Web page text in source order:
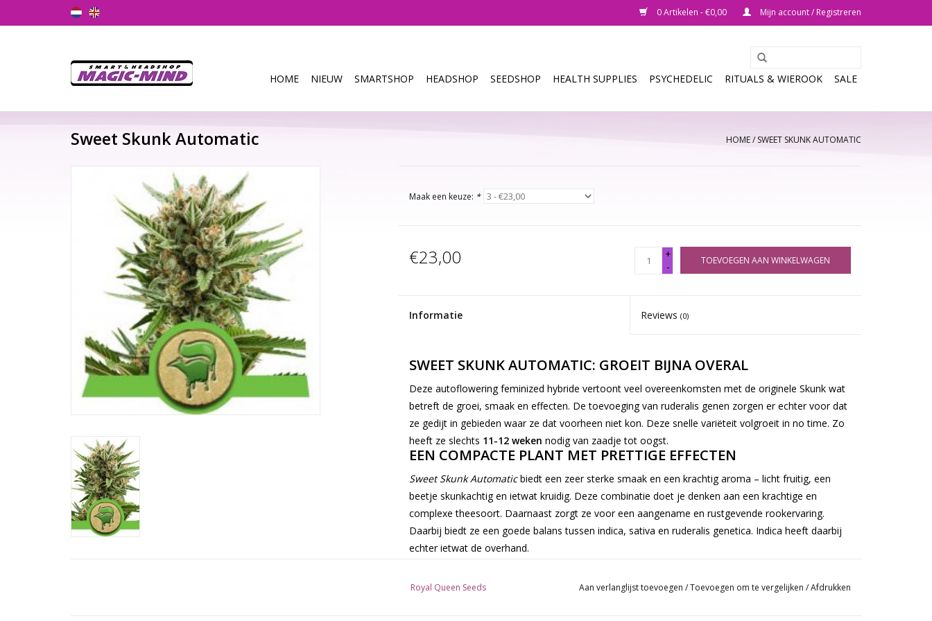
0 Artikelen - €0,00 Mijn account / Registreren
HOME NIEUW SMARTSHOP HEADSHOP SEEDSHOP HEALTH SUPPLIES PSYCHEDELIC RITUALS & WIEROOK SALE
Sweet Skunk Automatic HOME/SWEET SKUNK AUTOMATIC
Maak een keuze: *
€23,00
+
-
TOEVOEGEN AAN WINKELWAGEN
Informatie Reviews(0)
SWEET SKUNK AUTOMATIC: GROEIT BIJNA OVERAL
Deze autoflowering feminized hybride vertoont veel overeenkomsten met de originele Skunk wat
betreft de groei, smaak en effecten. De toevoeging van ruderalis genen zorgen er echter voor dat
ze gedijt in gebieden waar ze dat voorheen niet kon. Deze snelle variëteit volgroeit in no time. Zo
heeft ze slechts 11-12 weken nodig van zaadje tot oogst.
EEN COMPACTE PLANT MET PRETTIGE EFFECTEN
Sweet Skunk Automaticbiedt een zeer sterke smaak en een krachtig aroma – licht fruitig, een
beetje skunkachtig en ietwat kruidig. Deze combinatie doet je denken aan een krachtige en
complexe theesoort. Daarnaast zorgt ze voor een aangename en rustgevende rookervaring.
Daarbij biedt ze een goede balans tussen indica, sativa en ruderalis genetica. Indica heeft daarbij
echter ietwat de overhand.
minder, afhankelijk van de omgeving. Binnenkwekers die hun kweek goed op orde hebben,
Royal Queen Seeds Aan verlanglijst toevoegen /Toevoegen om te vergelijken /Afdrukken